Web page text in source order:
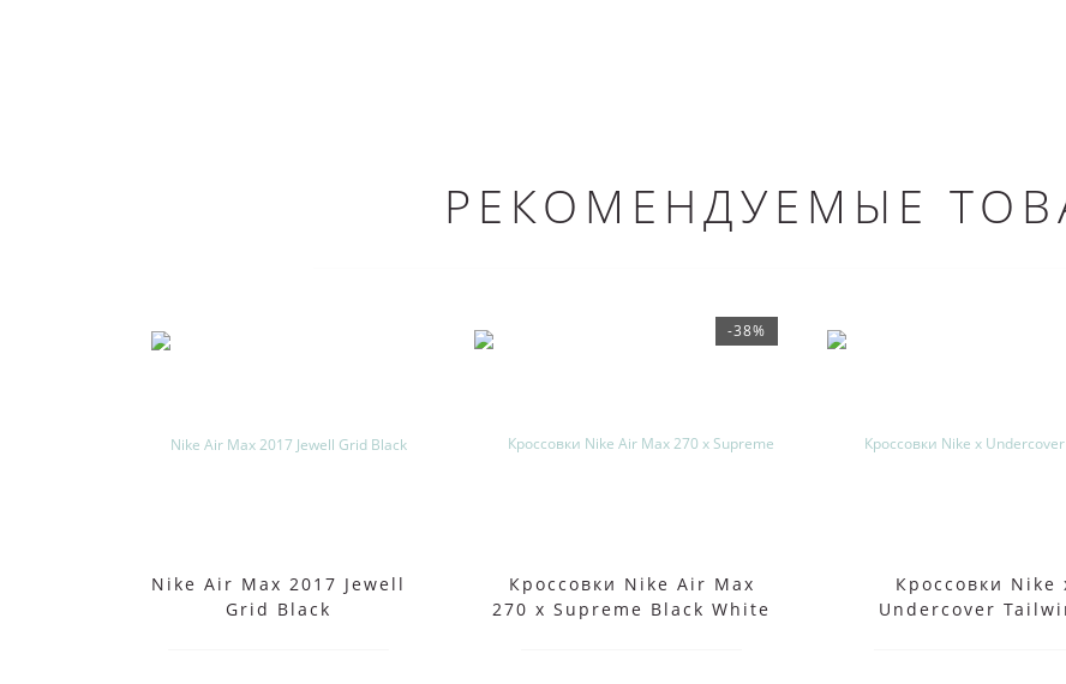
РЕКОМЕНДУЕМЫЕ
Nike Air Max 2017 Jewell
Grid Black
-38%
Кроссовки Nike Air Max
270 x Supreme Black White
Кроссовки Nike
Undercover